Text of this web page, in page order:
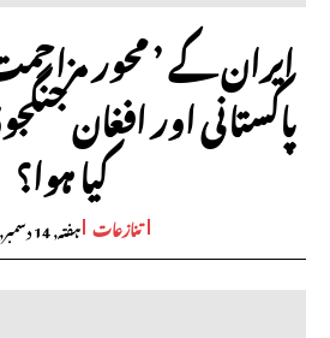
ایران کے ’ محور
پاکستانی اور افغان
کیا ہوا؟
تنازعات ہفتہ, 14 دسمبر, 2024